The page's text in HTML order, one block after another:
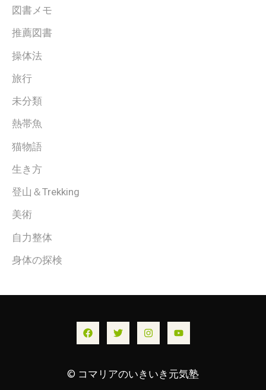
図書メモ
推薦図書
操体法
旅行
未分類
熱帯魚
猫物語
生き方
登山＆Trekking
美術
自力整体
身体の探検
© コマリアのいきいき元気塾